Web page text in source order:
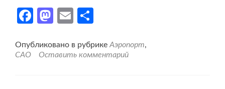
Facebook
Mastodon
Email
Опубликовано в рубрике Аэропорт,
САО
Оставить комментарий